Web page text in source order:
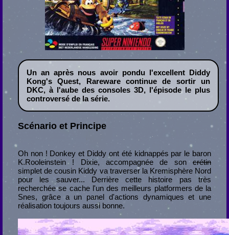
Un an après nous avoir pondu l'excellent Diddy
Kong's Quest, Rareware continue de sortir un
DKC, à l'aube des consoles 3D, l'épisode le plus
controversé de la série.
Scénario et Principe
Oh non ! Donkey et Diddy ont été kidnappés par le baron
K.Rooleinstein ! Dixie, accompagnée de son crétin
simplet de cousin Kiddy va traverser la Kremisphère Nord
pour les sauver... Derrière cette histoire pas très
recherchée se cache l'un des meilleurs platformers de la
Snes, grâce a un panel d'actions dynamiques et une
réalisation toujours aussi bonne.